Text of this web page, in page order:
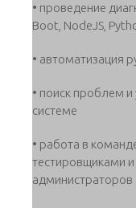
• проведение
Boot, NodeJS,
• автоматизация
• поиск проблем и
системе
• работа в
тестировщиками
администраторов